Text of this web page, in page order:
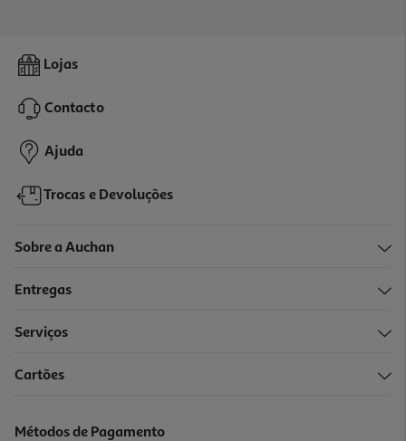
Lojas
Contacto
Ajuda
Trocas e Devoluções
Sobre a Auchan
Entregas
Serviços
Cartões
Métodos de Pagamento